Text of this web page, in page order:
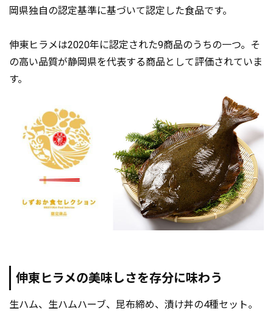
岡県独自の認定基準に基づいて認定した食品です。
伸東ヒラメは2020年に認定された9商品のうちの一つ。そ
の高い品質が静岡県を代表する商品として評価されていま
す。
伸東ヒラメの美味しさを存分に味わう
生ハム、生ハムハーブ、昆布締め、漬け丼の4種セット。